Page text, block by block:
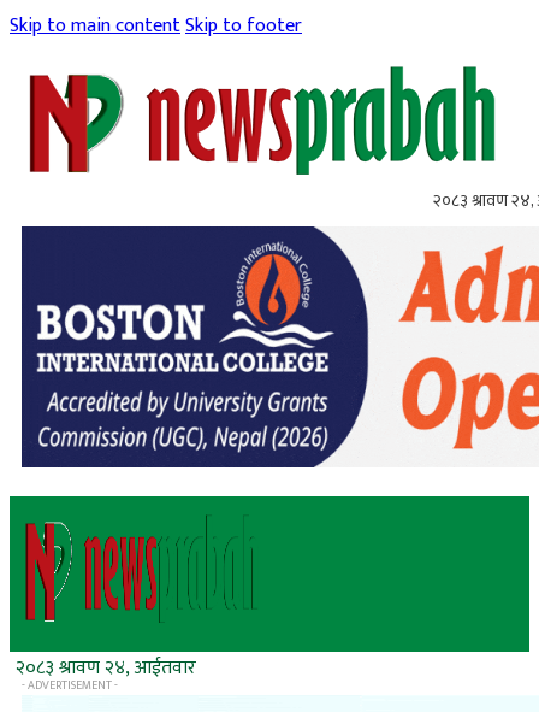
Skip to main contentSkip to footer
२०८३ श्रावण
२०८३ श्रावण २४, आईतवार
- ADVERTISEMENT -